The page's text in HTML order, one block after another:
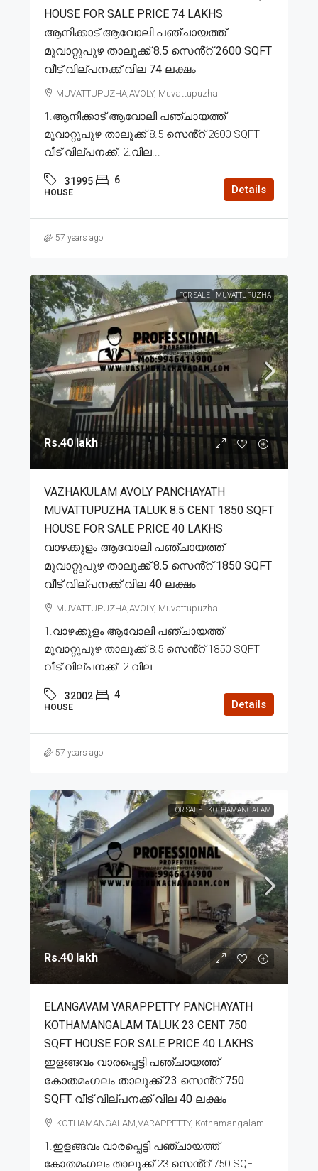
HOUSE FOR SALE PRICE 74 LAKHS
ആനിക്കാട് ആവോലി പഞ്ചായത്ത്
മൂവാറ്റുപുഴ താലൂക്ക് 8.5 സെൻ്റ് 2600 SQFT
വീട് വില്പനക്ക് വില 74 ലക്ഷം
MUVATTUPUZHA,AVOLY, Muvattupuzha
1.ആനിക്കാട് ആവോലി പഞ്ചായത്ത്
മൂവാറ്റുപുഴ താലൂക്ക് 8.5 സെൻ്റ് 2600 SQFT
വീട് വില്പനക്ക്. 2.വില...
31995 6
HOUSE Details
57 years ago
FOR SALE MUVATTUPUZHA
Rs.40 lakh
VAZHAKULAM AVOLY PANCHAYATH
MUVATTUPUZHA TALUK 8.5 CENT 1850 SQFT
HOUSE FOR SALE PRICE 40 LAKHS
വാഴക്കുളം ആവോലി പഞ്ചായത്ത്
മൂവാറ്റുപുഴ താലൂക്ക് 8.5 സെൻ്റ് 1850 SQFT
വീട് വില്പനക്ക് വില 40 ലക്ഷം
MUVATTUPUZHA,AVOLY, Muvattupuzha
1.വാഴക്കുളം ആവോലി പഞ്ചായത്ത്
മൂവാറ്റുപുഴ താലൂക്ക് 8.5 സെൻ്റ് 1850 SQFT
വീട് വില്പനക്ക്. 2.വില...
32002 4
HOUSE Details
57 years ago
FOR SALE KOTHAMANGALAM
Rs.40 lakh
ELANGAVAM VARAPPETTY PANCHAYATH
KOTHAMANGALAM TALUK 23 CENT 750
SQFT HOUSE FOR SALE PRICE 40 LAKHS
ഇളങ്ങവം വാരപ്പെട്ടി പഞ്ചായത്ത്
കോതമംഗലം താലൂക്ക് 23 സെൻ്റ് 750
SQFT വീട് വില്പനക്ക് വില 40 ലക്ഷം
KOTHAMANGALAM,VARAPPETTY, Kothamangalam
1.ഇളങ്ങവം വാരപ്പെട്ടി പഞ്ചായത്ത്
കോതമംഗലം താലൂക്ക് 23 സെൻ്റ് 750 SQFT